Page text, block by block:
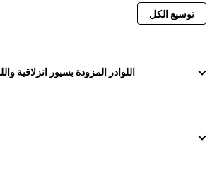
توسيع الكل
اللوادر المزودة بسيور انزلاقية